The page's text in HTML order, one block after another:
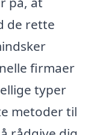
de rette
firmaer
typer
metoder til